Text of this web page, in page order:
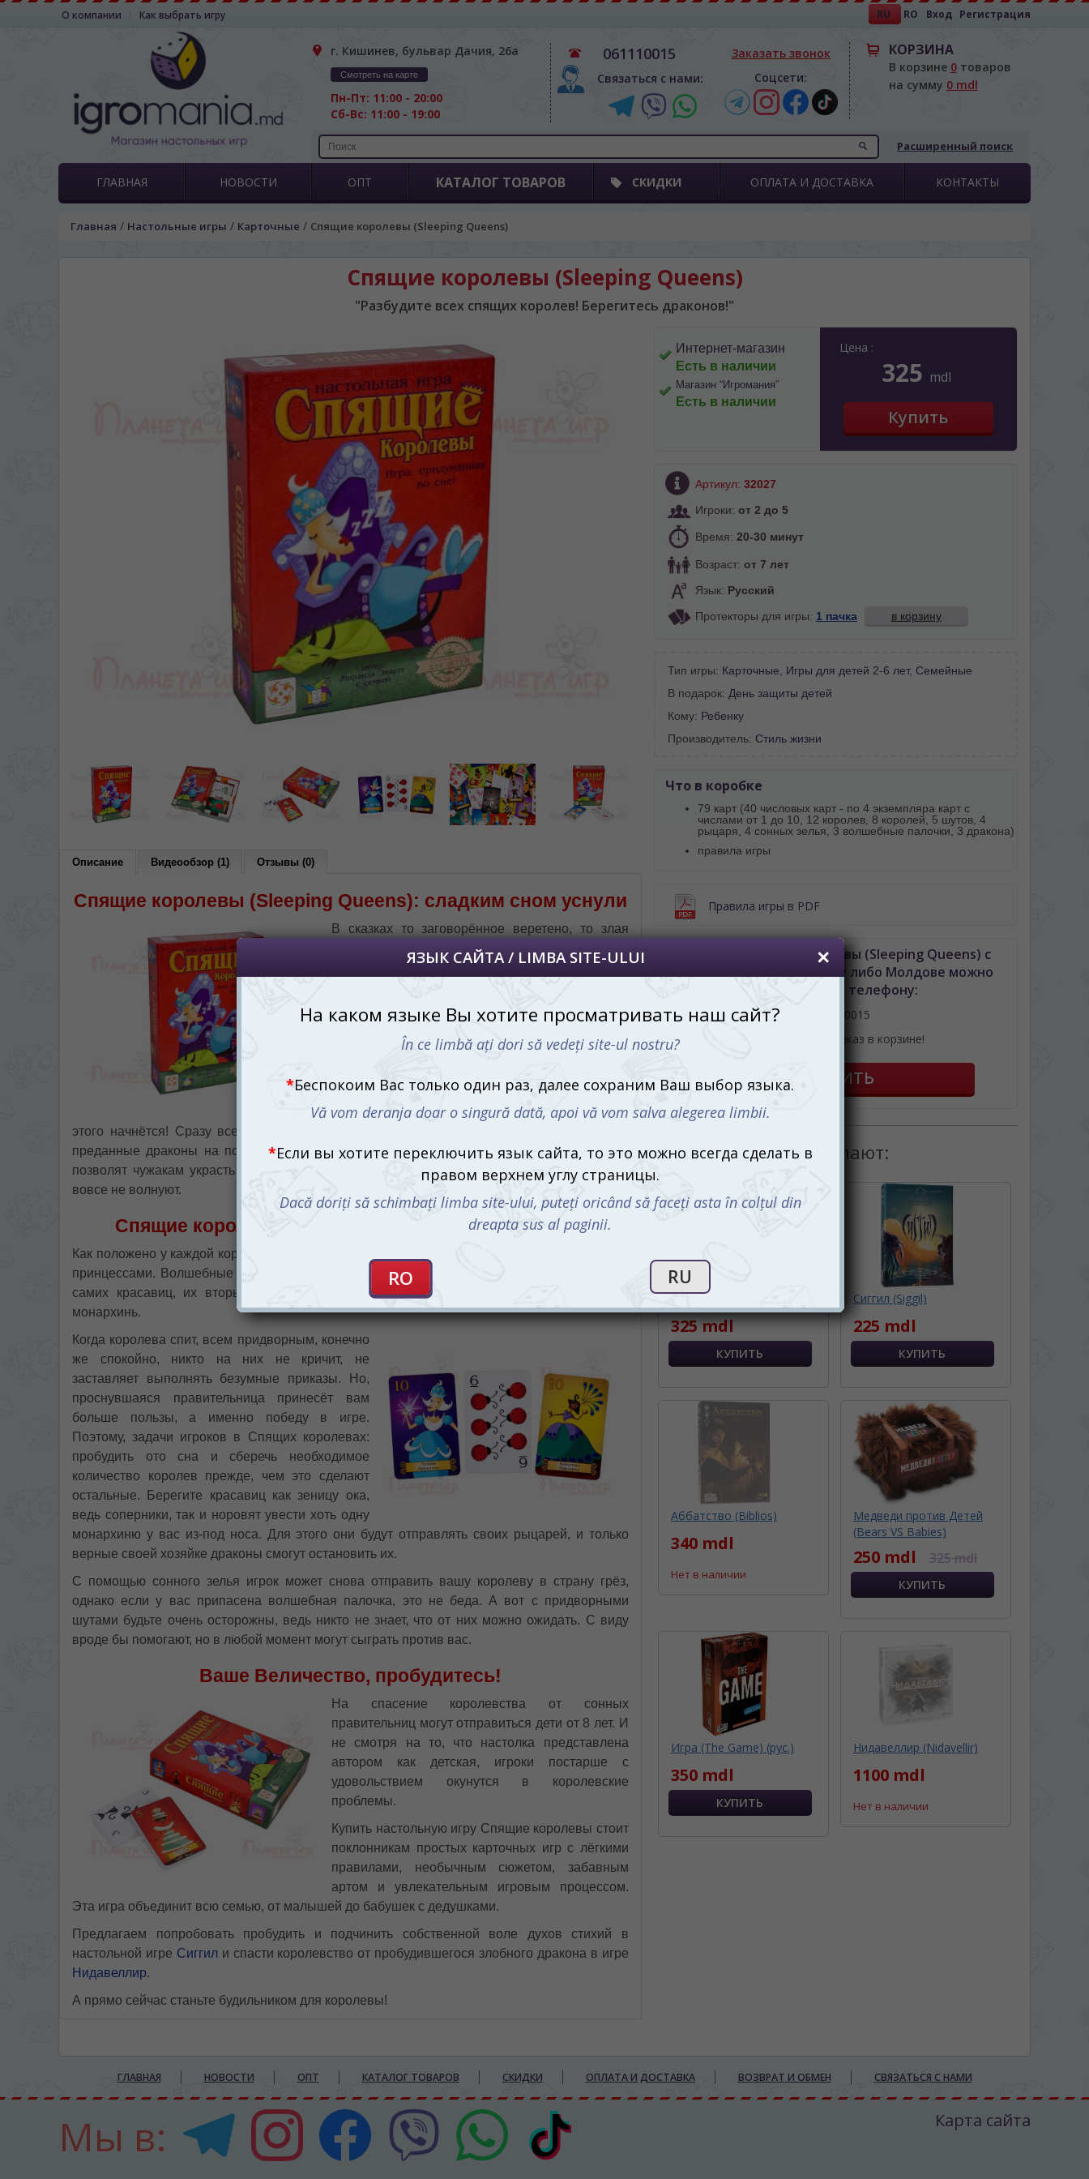
О компании Как выбрать игру RU RO Вход Регистрация
г. Кишинев, бульвар Дачия, 26а
Смотреть на карте
Пн-Пт: 11:00 - 20:00
Сб-Вс: 11:00 - 19:00
061110015
Связаться с нами:
Заказать звонок
Соцсети:
КОРЗИНА
В корзине 0товаров
на сумму 0 mdl
Расширенный поиск
ГЛАВНАЯ НОВОСТИ ОПТ КАТАЛОГ ТОВАРОВ СКИДКИ ОПЛАТА И ДОСТАВКА КОНТАКТЫ
Главная / Настольные игры / Карточные / Спящие королевы (Sleeping Queens)
Спящие королевы (Sleeping Queens)
"Разбудите всех спящих королев! Берегитесь драконов!"
Описание Видеообзор (1) Отзывы (0)
Спящие королевы (Sleeping Queens): сладким сном уснули
В сказках то заговорённое веретено, то злая
колдунья, то всякие происки врагов, то сразу всё
вместе взятое заставляли ещё с юности
в настольной игре Спящие королевы (Sleeping
Queens) случилось всё по-другому. Никаких
наговоров, магических час и опасных
натрудившись за день, прилегли отдохнуть.
Только они совсем не задумывались, что после
этого начнётся! Сразу всем захотелось похитить спящих правительниц. Благо, что есть
преданные драконы на подходе к замку, а родные сердцу короли, ни в коем случае не
позволят чужакам украсть их драгоценность. Хотя, судя по всему, королев их проблемы
вовсе не волнуют.
Спящие королевы: дадим поспасть или сыграем?
Как положено у каждой королевы есть приданное, полученное ещё в годы, когда они были
принцессами. Волшебные палочки, магические сонные зелья, ручные драконы, портреты
самих красавиц, их вторых половинок и шутов. Особо не богато, но для ценно для
монархинь.
Когда королева спит, всем придворным, конечно
же спокойно, никто на них не кричит, не
заставляет выполнять безумные приказы. Но,
проснувшаяся правительница принесёт вам
больше пользы, а именно победу в игре.
Поэтому, задачи игроков в Спящих королевах:
пробудить ото сна и сберечь необходимое
количество королев прежде, чем это сделают
остальные. Берегите красавиц как зеницу ока,
ведь соперники, так и норовят увести хоть одну
монархиню у вас из-под носа. Для этого они будут отправлять своих рыцарей, и только
верные своей хозяйке драконы смогут остановить их.
С помощью сонного зелья игрок может снова отправить вашу королеву в страну грёз,
однако если у вас припасена волшебная палочка, это не беда. А вот с придворными
шутами будьте очень осторожны, ведь никто не знает, что от них можно ожидать. С виду
вроде бы помогают, но в любой момент могут сыграть против вас.
Ваше Величество, пробудитесь!
На спасение королевства от сонных
правительниц могут отправиться дети от 8 лет. И
не смотря на то, что настолка представлена
автором как детская, игроки постарше с
удовольствием окунутся в королевские
проблемы.
Купить настольную игру Спящие королевы стоит
поклонникам простых карточных игр с лёгкими
правилами, необычным сюжетом, забавным
артом и увлекательным игровым процессом.
Эта игра объединит всю семью, от малышей до бабушек с дедушками.
Предлагаем попробовать пробудить и подчинить собственной воле духов стихий в
настольной игре Сиггил и спасти королевство от пробудившегося злобного дракона в игре
Нидавеллир.
А прямо сейчас станьте будильником для королевы!
Цена :
325 mdl
Интернет-магазин
Есть в наличии
Магазин “Игромания”
Есть в наличии
Артикул: 32027
Игроки: от 2 до 5
Время: 20-30 минут
Возраст: от 7 лет
Язык: Русский
Протекторы для игры: 1 пачка в корзину
Тип игры: Карточные Игры для детей 2-6 лет, Семейные
В подарок: День защиты детей
Кому: Ребенку
Производитель: Стиль жизни
Что в коробке
79 карт (40 числовых карт - по 4 экземпляра карт с
числами от 1 до 10, 12 королев, 8 королей, 5 шутов, 4
рыцаря, 4 сонных зелья, 3 волшебные палочки, 3 дракона)
правила игры
Правила игры в PDF
Купить Спящие королевы (Sleeping Queens) с
доставкой по Кишиневу либо Молдове можно
позвонив по телефону:
061110015
или оформив заказ в корзине!
С этим товаром покупают:
Корова 006 (6 nimmt!)
325 mdl
Сиггил (Siggil)
225 mdl
Аббатство (Biblios)
340 mdl
Нет в наличии
Медведи против Детей
(Bears VS Babies)
250 mdl 325 mdl
Игра (The Game) (рус.)
350 mdl
Нидавеллир (Nidavellir)
1100 mdl
Нет в наличии
ГЛАВНАЯ НОВОСТИ ОПТ КАТАЛОГ ТОВАРОВ СКИДКИ ОПЛАТА И ДОСТАВКА ВОЗВРАТ И ОБМЕН СВЯЗАТЬСЯ С НАМИ
Мы в: Карта сайта
ЯЗЫК САЙТА / LIMBA SITE-ULUI
На каком языке Вы хотите просматривать наш сайт?
În ce limbă ați dori să vedeți site-ul nostru?
Беспокоим Вас только один раз, далее сохраним Ваш выбор языка.
Если вы хотите переключить язык сайта, то это можно всегда сделать в
правом верхнем углу страницы.
Dacă doriți să schimbați limba site-ului, puteți oricând să faceți asta în colțul din
dreapta sus al paginii.